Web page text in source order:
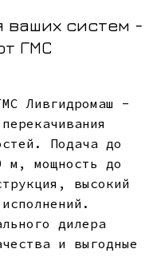
ваших систем -
ГМС
Ливгидромаш -
Подача до
м, мощность до
высокий
дилера
и выгодные